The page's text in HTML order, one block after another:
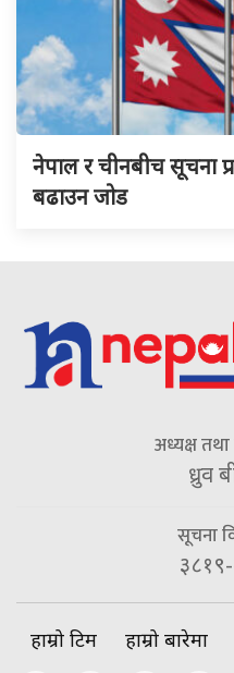
नेपाल र चीनबीच सूचना
बढाउन जोड
अध्यक्ष
ध्रुव
सूचना
हाम्रो टिम हाम्रो बारेमा